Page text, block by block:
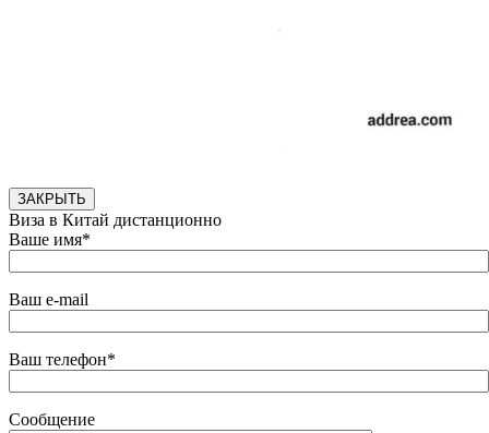
ЗАКРЫТЬ
Виза в Китай дистанционно
Ваше имя*
Ваш e-mail
Ваш телефон*
Сообщение